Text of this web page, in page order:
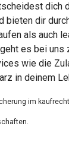
dir
als auch
es bei
wie die
in deinem
im